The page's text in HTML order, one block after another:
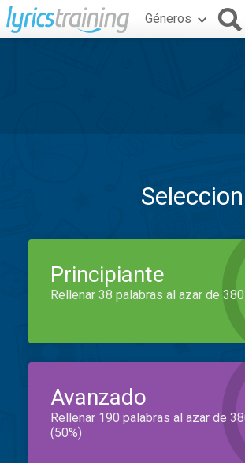
Géneros
Principiante
Rellenar 38 palabras al azar de
Avanzado
Rellenar 190 palabras al azar de
(50%)